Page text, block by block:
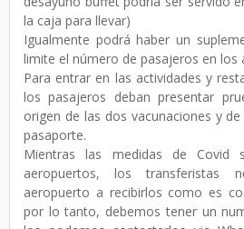
la caja para llevar)
Igualmente podrá haber un
limite el número de pasajeros en los
Para entrar en las actividades y
los pasajeros deban presentar
origen de las dos vacunaciones y
pasaporte.
Mientras las medidas de Covid
aeropuertos, los transferistas
aeropuerto a recibirlos como es
por lo tanto, debemos tener un